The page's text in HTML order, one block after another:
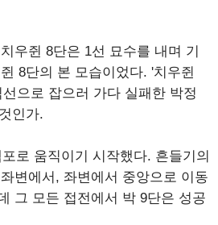
우쥔 8단은 1선 묘수를 내며 기
8단의 본 모습이었다. '치우쥔
으로 잡으러 가다 실패한 박정
인가.
로 움직이기 시작했다. 흔들기의
변에서, 좌변에서 중앙으로 이동
그 모든 접전에서 박 9단은 성공